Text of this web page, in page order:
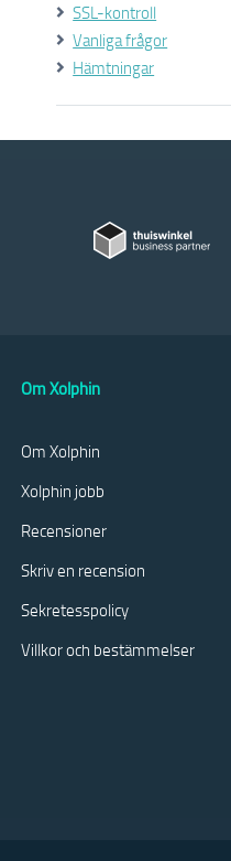
SSL-kontroll
Vanliga frågor
Hämtningar
Om Xolphin
Om Xolphin
Xolphin jobb
Recensioner
Skriv en recension
Sekretesspolicy
Villkor och bestämmelser